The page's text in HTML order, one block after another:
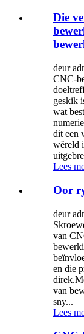
Die
deur
CNC-
geskik
wat
dit een
wêreld
Lees
Oor
deur
van
en die
van
sny...
Lees